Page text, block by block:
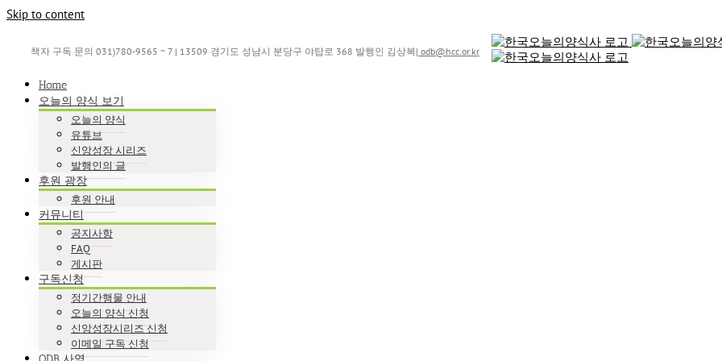
Skip to content
책자 구독 문의 031)780-9565 ~ 7 | 13509 경기도 성남시 분당구 야탑로 368 발행인 김상복| odb@hcc.or.kr
Home
오늘의 양식 보기
오늘의 양식
유튜브
신앙성장 시리즈
발행인의 글
후원 광장
후원 안내
커뮤니티
공지사항
FAQ
게시판
구독신청
정기간행물 안내
오늘의 양식 신청
신앙성장시리즈 신청
이메일 구독 신청